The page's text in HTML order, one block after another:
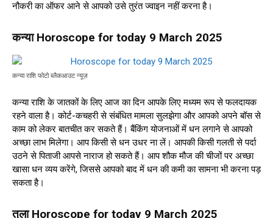
नौकरी का ऑफर आने से आपको उसे तुरंत ज्वाइन नहीं करना है।
कन्या Horoscope for today 9 March 2025
कन्या राशि फोटो ब्लैकआउट न्यूज़
कन्या राशि के जातकों के लिए आज का दिन आपके लिए मध्यम रूप से फलदायक
रहने वाला है। कोर्ट-कचहरी से संबंधित मामला सुलझेगा और आपको अपने बॉस से
काम को लेकर बातचीत कर सकते हैं। बैंकिंग योजनाओं में धन लगाने से आपको
अच्छा लाभ मिलेगा। आप किसी से धन उधर ना लें। आपकी किसी गलती से पर्दा
उठने से पिताजी आपसे नाराज हो सकते हैं। आप शौक मौज की चीजों पर अच्छा
खासा धन व्यय करेंगे, जिससे आपको बाद में धन की कमी का सामना भी करना पड़
सकता है।
तुला Horoscope for today 9 March 2025